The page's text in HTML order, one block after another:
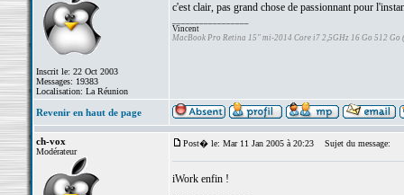
Inscrit le: 22 Oct 2003
Messages: 19383
Localisation: La Réunion
c'est clair, pas grand chose de passionnant pour
Vincent
MacBook Pro Retina 15" mi-2014 Core i7 2,5GHz 16 Go 512 Go
Revenir en haut de page
ch-vox
Modérateur
Post� le: Mar 11 Jan 2005 à 20:23 Sujet du message:
iWork enfin !